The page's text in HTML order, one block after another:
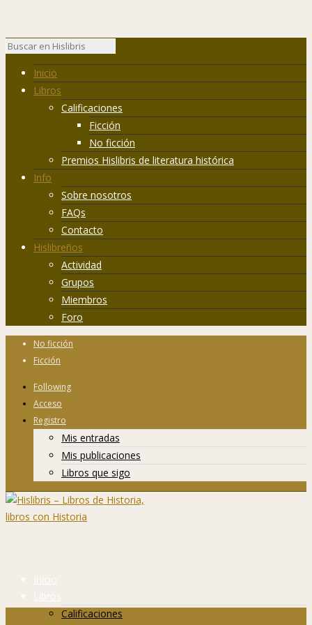
Inicio
Libros
Calificaciones
Ficción
No ficción
Premios Hislibris de literatura histórica
Info
Sobre nosotros
FAQs
Contacto
Hislibreños
Actividad
Grupos
Miembros
Foro
No ficción
Ficción
Following
Acceso
Registro
Mis entradas
Mis publicaciones
Libros que sigo
Inicio
Libros
Calificaciones